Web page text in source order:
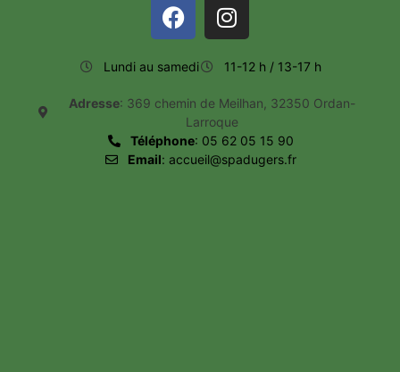
Lundi au samedi 11-12 h / 13-17 h
Adresse: 369 chemin de Meilhan, 32350 Ordan-
Larroque
Téléphone: 05 62 05 15 90
Email: accueil@spadugers.fr